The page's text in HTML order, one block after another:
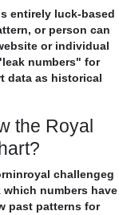
entirely luck-based
or person can
or individual
numbers" for
data as historical
the Royal
challengeg
numbers have
past patterns for